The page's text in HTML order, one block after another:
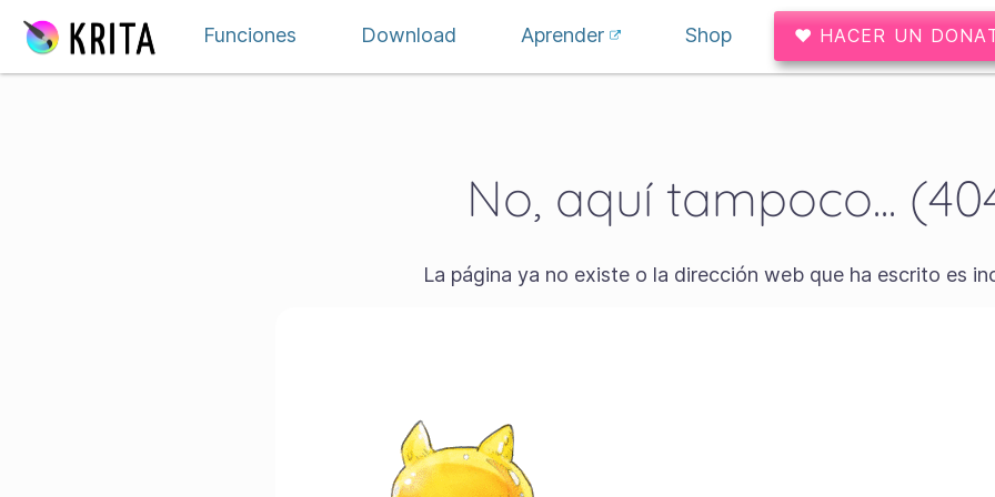
Funciones
Download Aprender Shop ♥ HACER UN
No, aquí tampoco...
La página ya no existe o la dirección web que ha escrito es